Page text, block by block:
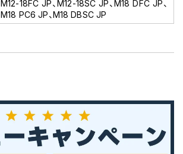
M12-18FC JP、M12-18SC JP、M18 DFC JP、
M18 PC6 JP、M18 DBSC JP